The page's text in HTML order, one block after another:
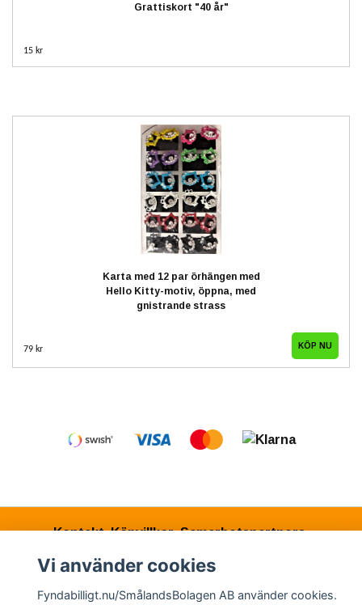
Grattiskort "40 år"
15 kr
Karta med 12 par örhängen med
Hello Kitty-motiv, öppna, med
gnistrande strass
79 kr
Kontakt Köpvillkor Samarbetspartners
Vi använder cookies
Fyndabilligt.nu/SmålandsBolagen AB använder cookies.